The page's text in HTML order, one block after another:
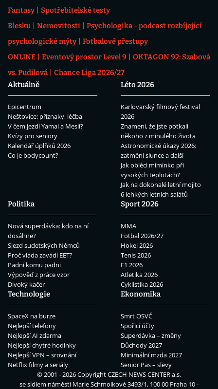
Fantasy
Spotřebitelské testy
Blesku
Nemovitosti
Psychologika - podcast rozbíjející
psychologické mýty
Fotbalové přestupy
ONLINE
Eventový prostor Level 9
OKTAGON 92: Szabová
vs. Pudilová
Chance Liga 2026/27
Aktuálně
Epicentrum
Neštovice: příznaky, léčba
V čem jezdí Yamal a Mesii?
Kvízy pro seniory
Kalendář úplňků 2026
Co je bodycount?
Léto 2026
Karlovarský filmový festival
2026
Znamení, že jste potkali
někoho z minulého života
Astronomické úkazy 2026:
zatmění slunce a další
Jak obléci miminko při
vysokých teplotách?
Jak na dokonalé letní mojito
6 lehkých letních salátů
Politika
Nová superdávka: kdo na ní
dosáhne?
Sjezd sudetských Němců
Proč vláda zavádí EET?
Padni komu padni
Výpověď z práce vzor
Divoký kačer
Sport 2026
MMA
Fotbal 2026/27
Hokej 2026
Tenis 2026
F1 2026
Atletika 2026
Cyklistika 2026
Technologie
SpaceX na burze
Nejlepší telefony
Nejlepší AI zdarma
Nejlepší chytré hodinky
Nejlepší VPN – srovnání
Netflix filmy a seriály
Ekonomika
Smrt OSVČ
Spořicí účty
Superdávka – změny
Důchody 2027
Minimální mzda 2027
Senior Pas – slevy
© 2001 - 2026 CopyrightCZECH NEWS CENTER a.s.
se sídlem náměstí Marie Schmolkové 3493/1, 100 00 Praha 10 -